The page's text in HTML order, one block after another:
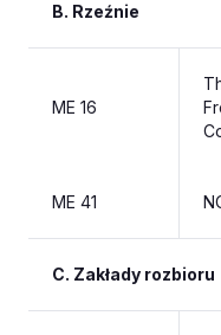
B. Rzeźnie
ME 16
ME 41
C. Zakłady rozbioru